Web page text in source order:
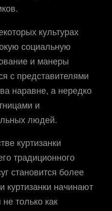
культурах
социальную
и манеры
с представителями
наравне, а нередко
и
людей.
куртизанки
традиционного
становится более
куртизанки начинают
только как